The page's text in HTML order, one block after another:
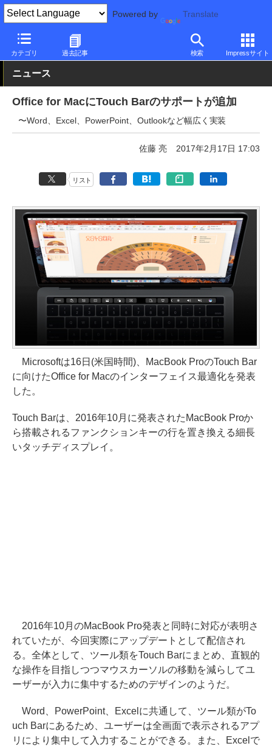
Powered by Translate
カテゴリ 過去記事 検索 Impressサイト
PC Watch ソフトウェア/アプリ Microsoft Office 新機能
ニュース
Office for MacにTouch Barのサポートが追加
〜Word、Excel、PowerPoint、Outlookなど幅広く実装
佐藤 亮 2017年2月17日 17:03
リスト
Microsoftは16日(米国時間)、MacBook ProのTouch Bar
に向けたOffice for Macのインターフェイス最適化を発表
した。
Touch Barは、2016年10月に発表されたMacBook Proか
ら搭載されるファンクションキーの行を置き換える細長
いタッチディスプレイ。
2016年10月のMacBook Pro発表と同時に対応が表明さ
れていたが、今回実際にアップデートとして配信され
る。全体として、ツール類をTouch Barにまとめ、直観的
な操作を目指しつつマウスカーソルの移動を減らしてユ
ーザーが入力に集中するためのデザインのようだ。
Word、PowerPoint、Excelに共通して、ツール類がTo
uch Barにあるため、ユーザーは全画面で表示されるアプ
リにより集中して入力することができる。また、Excelで